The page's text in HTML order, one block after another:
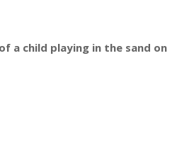
a child playing in the sand on